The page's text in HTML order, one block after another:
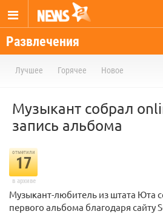
Развлечения
Лучшее Горячее Новое
Музыкант собрал
запись альбома
отметили
17
в архиве
Музыкант-любитель из штата Юта
первого альбома благодаря сайту